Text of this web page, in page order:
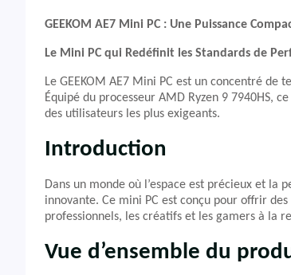
GEEKOM AE7 Mini PC : Une Puissance
Le Mini PC qui Redéfinit les Standards de
Le GEEKOM AE7 Mini PC est un concentré
Équipé du processeur AMD Ryzen 9 7940HS,
des utilisateurs les plus exigeants.
Introduction
Dans un monde où l’espace est précieux et la
innovante. Ce mini PC est conçu pour offrir
professionnels, les créatifs et les gamers à la
Vue d’ensemble du